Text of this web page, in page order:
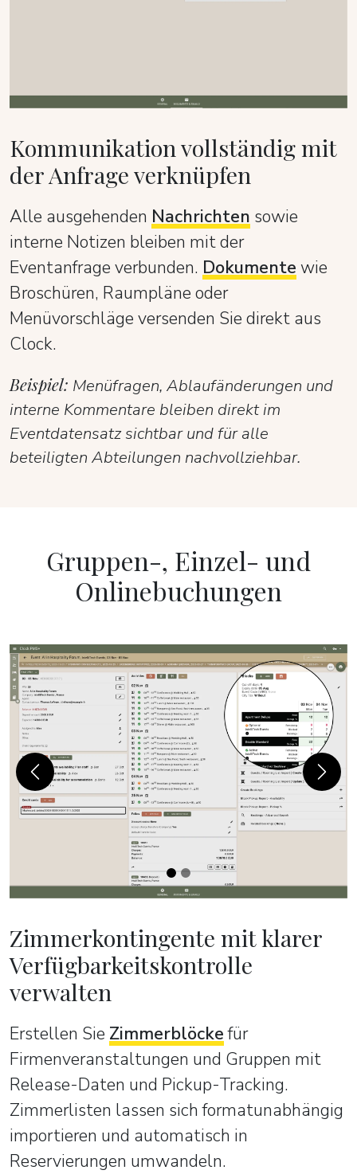
Kommunikation vollständig mit
der Anfrage verknüpfen
Alle ausgehenden Nachrichten sowie
interne Notizen bleiben mit der
Eventanfrage verbunden. Dokumente wie
Broschüren, Raumpläne oder
Menüvorschläge versenden Sie direkt aus
Clock.
Beispiel: Menüfragen, Ablaufänderungen und
interne Kommentare bleiben direkt im
Eventdatensatz sichtbar und für alle
beteiligten Abteilungen nachvollziehbar.
Gruppen-, Einzel- und
Onlinebuchungen
Zimmerkontingente mit klarer
Verfügbarkeitskontrolle
verwalten
Erstellen Sie Zimmerblöckefür
Firmenveranstaltungen und Gruppen mit
Release-Daten und Pickup-Tracking.
Zimmerlisten lassen sich formatunabhängig
importieren und automatisch in
Reservierungen umwandeln.
Previous Next